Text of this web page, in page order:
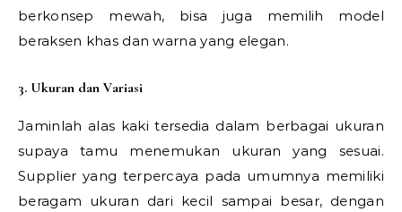
berkonsep mewah, bisa juga memilih model
beraksen khas dan warna yang elegan.
3. Ukuran dan Variasi
Jaminlah alas kaki tersedia dalam berbagai ukuran
supaya tamu menemukan ukuran yang sesuai.
Supplier yang terpercaya pada umumnya memiliki
beragam ukuran dari kecil sampai besar, dengan